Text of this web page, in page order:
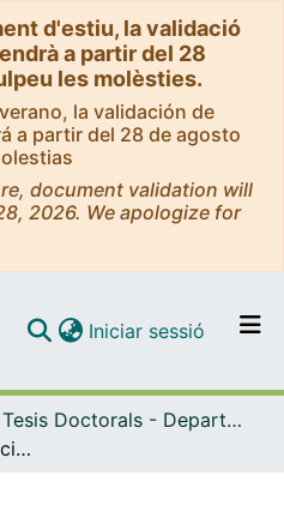
d'estiu, la validació
a partir del 28
les molèsties.
la validación de
a partir del 28 de agosto
document validation will
2026. We apologize for
Navega per tot el DD
Iniciar sessió (current)
Tesis Doctorals - Departament - Personalitat, Avaluació i Tractament Psicològic
El "continuum de eficacia en la recuperación": un marco integrador para el estudio de los comportamientos mnémicos. Modelo predictivo de la eficacia y contraste experimental en pruebas de reconocimiento verbal visual.